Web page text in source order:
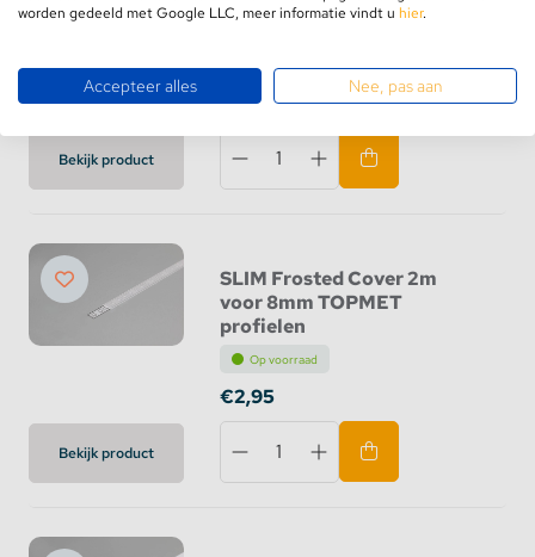
Bekijk product
2m voor 8mm TOPMET
Op voorraad
€2,95
Bekijk product
SLIM Frosted Cover 2m
voor 8mm TOPMET
profielen
Op voorraad
€2,95
worden gedeeld met Google LLC, meer informatie vindt u hier.
Accepteer alles Nee, pas aan